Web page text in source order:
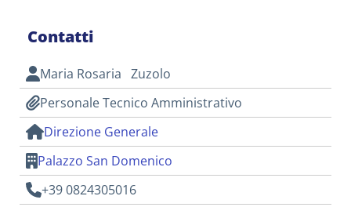
Contatti
Maria Rosaria Zuzolo
Personale Tecnico Amministrativo
Direzione Generale
Palazzo San Domenico
+39 0824305016